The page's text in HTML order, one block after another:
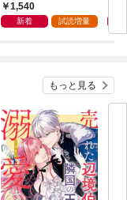
～私を不当解雇した元
上司へ。我が家の正
1,540
新着 試読増量
追
辺
もっと見る